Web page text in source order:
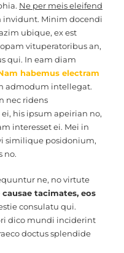
Ne per meis eleifend
invidunt. Minim docendi
ubique, ex est
vituperatoribus an,
qui. In eam diam
habemus electram
admodum intellegat.
nec ridens
his ipsum apeirian no,
interesset ei. Mei in
similique posidonium,
no.
ne, no virtute
tacimates, eos
consulatu qui.
dico mundi inciderint
doctus splendide